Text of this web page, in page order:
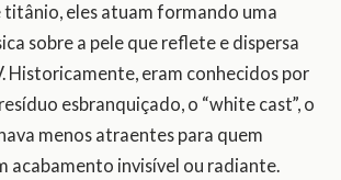
eles atuam formando uma
sobre a pele que reflete e dispersa
Historicamente, eram conhecidos por
esbranquiçado, o “white cast”, o
menos atraentes para quem
acabamento invisível ou radiante.